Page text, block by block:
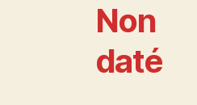
Non
daté